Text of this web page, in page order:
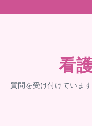
看
質問を受け付けていま